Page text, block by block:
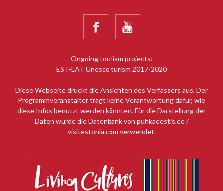
 
Ongoing tourism projects:
EST-LAT Unesco turism 2017-2020
Diese Webseite drückt die Ansichten des Verfassers aus. Der
Programmveranstalter trägt keine Verantwortung dafür, wie
diese Infos benutzt werden könnten. Für die Darstellung der
Daten wurde die Datenbank von puhkaeestis.ee /
visitestonia.com verwendet.